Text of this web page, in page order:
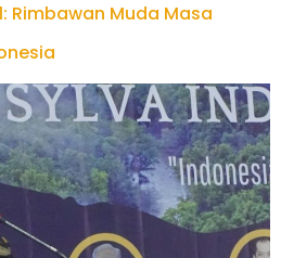
Rimbawan Muda Masa